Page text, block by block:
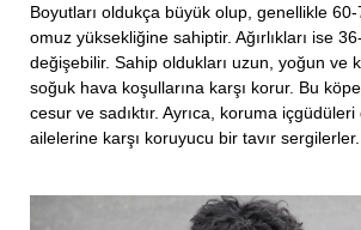
Boyutları oldukça büyük olup, genellikle
omuz yüksekliğine sahiptir. Ağırlıkları ise
değişebilir. Sahip oldukları uzun, yoğun ve
soğuk hava koşullarına karşı korur. Bu
cesur ve sadıktır. Ayrıca, koruma
ailelerine karşı koruyucu bir tavır sergilerler.